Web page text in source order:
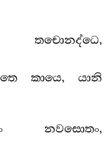
තචොනද්ධෙ,
කායෙ, යානි
නවසොතං,